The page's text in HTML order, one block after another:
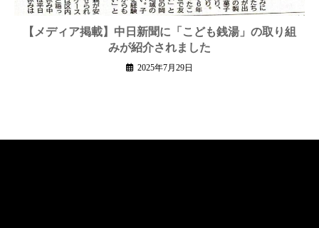
【メディア掲載】中日新聞に「こども銭湯」の取り組
みが紹介されました
2025年7月29日